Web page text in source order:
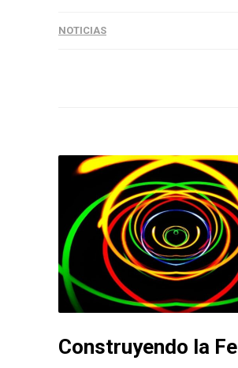
NOTICIAS
Construyendo la Fe